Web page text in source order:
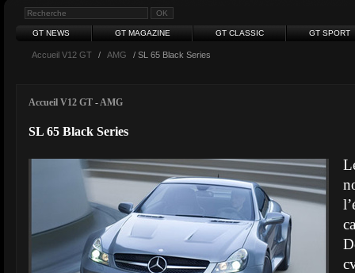
GT NEWS GT MAGAZINE GT CLASSIC GT SPORT
Accueil V12 GT / AMG / SL 65 Black Series
Accueil V12 GT -AMG
SL 65 Black Series